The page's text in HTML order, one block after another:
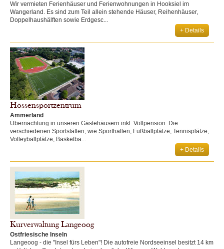
Wir vermieten Ferienhäuser und Ferienwohnungen in Hooksiel im
Wangerland. Es sind zum Teil allein stehende Häuser, Reihenhäuser,
Doppelhaushälften sowie Erdgesc...
+ Details
Hössensportzentrum
Ammerland
Übernachtung in unseren Gästehäusern inkl. Vollpension. Die
verschiedenen Sportstätten; wie Sporthallen, Fußballplätze, Tennisplätze,
Volleyballplätze, Basketba...
+ Details
Kurverwaltung Langeoog
Ostfriesische Inseln
Langeoog - die "Insel fürs Leben"! Die autofreie Nordseeinsel besitzt 14 km